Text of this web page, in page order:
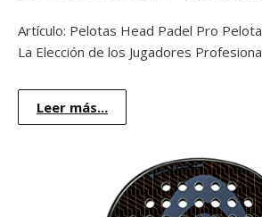
Artículo: Pelotas Head Padel Pro
La Elección de los Jugadores
Leer más...